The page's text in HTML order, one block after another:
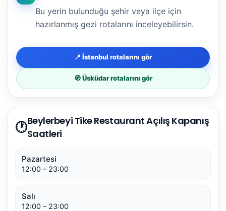
Bu yerin bulunduğu şehir veya ilçe için
hazırlanmış gezi rotalarını inceleyebilirsin.
📍 İstanbul rotalarını gör
🧭 Üsküdar rotalarını gör
🕐Beylerbeyi Tike Restaurant Açılış Kapanış
Saatleri
Pazartesi
12:00 – 23:00
Salı
12:00 – 23:00